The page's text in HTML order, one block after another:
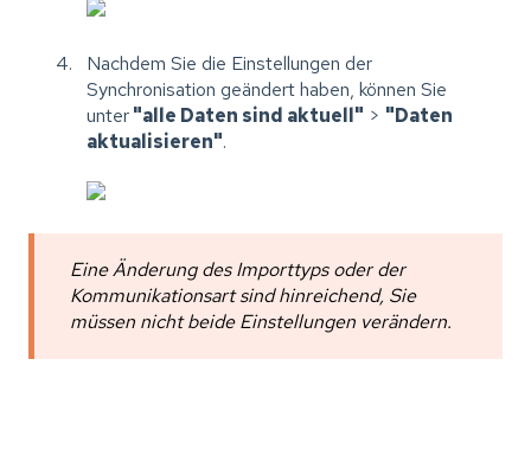
Nachdem Sie die Einstellungen der
Synchronisation geändert haben, können Sie
unter"alle Daten sind aktuell" > "Daten
aktualisieren".
Eine Änderung des Importtyps oder der
Kommunikationsart sind hinreichend, Sie
müssen nicht beide Einstellungen verändern.